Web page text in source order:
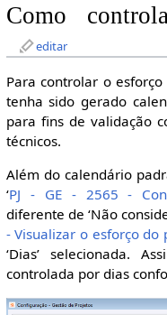
Como
editar
Para controlar o
tenha sido gerado
para fins de validação
técnicos.
Além do calendário
‘PJ - GE - 2565 -
diferente de ‘Não
- Visualizar o esforço do
‘Dias’ selecionada.
controlada por dias